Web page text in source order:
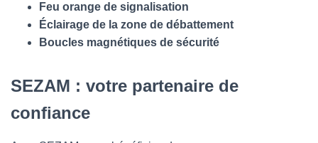
Feu orange de signalisation
Éclairage de la zone de débattement
Boucles magnétiques de sécurité
SEZAM : votre partenaire de
confiance